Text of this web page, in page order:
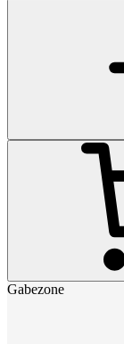
Gabezone